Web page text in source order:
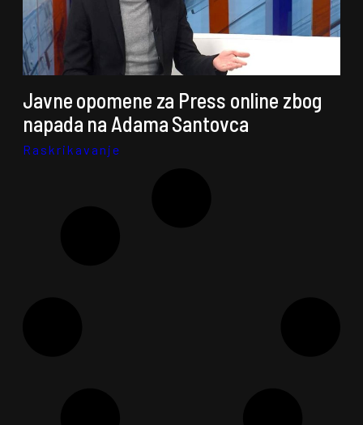
Javne opomene za Press online zbog
napada na Adama Santovca
Raskrikavanje